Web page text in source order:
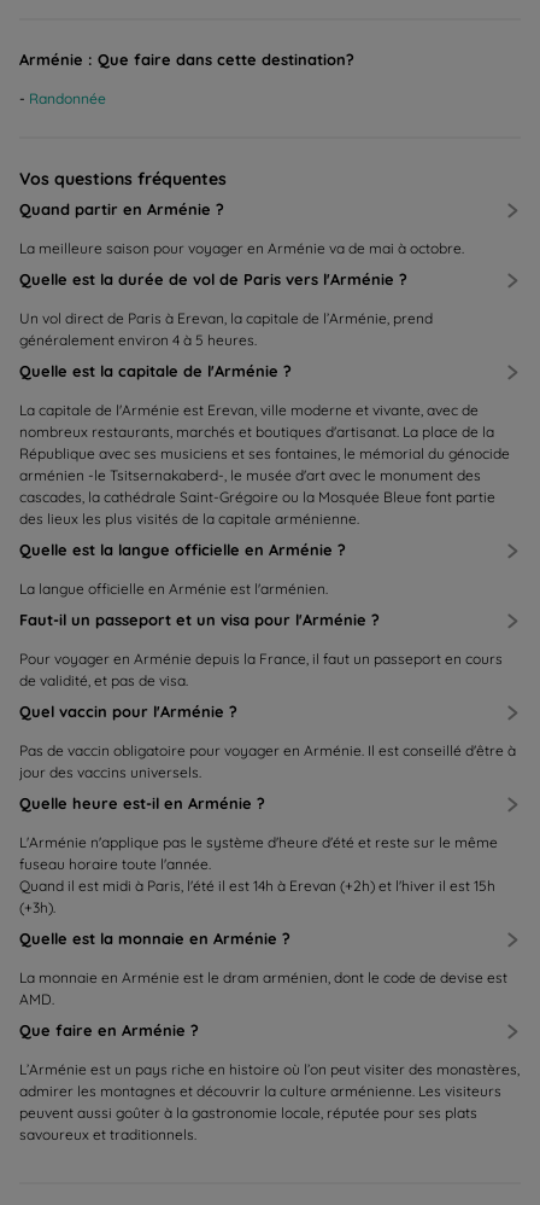
Arménie : Que faire dans cette destination?
Randonnée
Vos questions fréquentes
Quand partir en Arménie ?
La meilleure saison pour voyager en Arménie va de mai à octobre.
Quelle est la durée de vol de Paris vers l'Arménie ?
Un vol direct de Paris à Erevan, la capitale de l’Arménie, prend
généralement environ 4 à 5 heures.
Quelle est la capitale de l'Arménie ?
La capitale de l'Arménie est Erevan, ville moderne et vivante, avec de
nombreux restaurants, marchés et boutiques d'artisanat. La place de la
République avec ses musiciens et ses fontaines, le mémorial du génocide
arménien -le Tsitsernakaberd-, le musée d'art avec le monument des
cascades, la cathédrale Saint-Grégoire ou la Mosquée Bleue font partie
des lieux les plus visités de la capitale arménienne.
Quelle est la langue officielle en Arménie ?
La langue officielle en Arménie est l'arménien.
Faut-il un passeport et un visa pour l'Arménie ?
Pour voyager en Arménie depuis la France, il faut un passeport en cours
de validité, et pas de visa.
Quel vaccin pour l'Arménie ?
Pas de vaccin obligatoire pour voyager en Arménie. Il est conseillé d'être à
jour des vaccins universels.
Quelle heure est-il en Arménie ?
L'Arménie n'applique pas le système d'heure d'été et reste sur le même
fuseau horaire toute l'année.
Quand il est midi à Paris, l'été il est 14h à Erevan (+2h) et l'hiver il est 15h
(+3h).
Quelle est la monnaie en Arménie ?
La monnaie en Arménie est le dram arménien, dont le code de devise est
AMD.
Que faire en Arménie ?
L’Arménie est un pays riche en histoire où l’on peut visiter des monastères,
admirer les montagnes et découvrir la culture arménienne. Les visiteurs
peuvent aussi goûter à la gastronomie locale, réputée pour ses plats
savoureux et traditionnels.